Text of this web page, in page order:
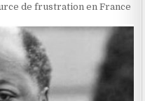
de frustration en France